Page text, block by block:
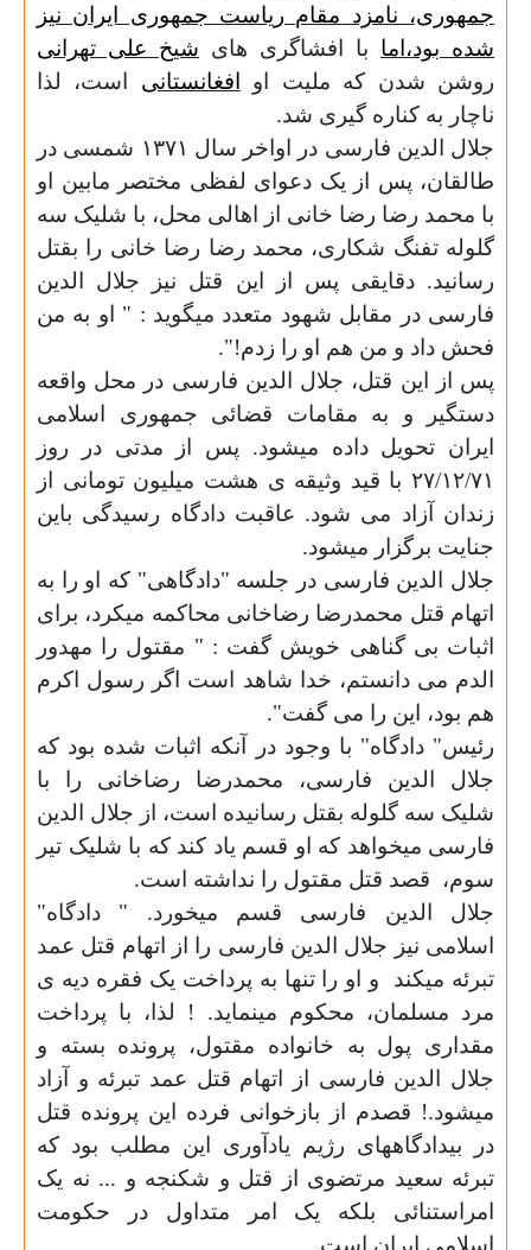
جمهوری، نامزد مقام ریاست جمهوری ایران نیز
شده بود،اما با افشاگری های شیخ علی تهرانی
روشن شدن که ملیت او افغانستانی است، لذا
ناچار به کناره گیری شد.
جلال الدین فارسی در اواخر سال ۱۳۷۱ شمسی در
طالقان، پس از یک دعوای لفظی مختصر مابین او
با محمد رضا رضا خانی از اهالی محل، با شلیک سه
گلوله تفنگ شکاری، محمد رضا رضا خانی را بقتل
رسانید. دقایقی پس از این قتل نیز جلال الدین
فارسی در مقابل شهود متعدد میگوید : " او به من
فحش داد و من هم او را زدم!".
پس از این قتل، جلال الدین فارسی در محل واقعه
دستگیر و به مقامات قضائی جمهوری اسلامی
ایران تحویل داده میشود. پس از مدتی در روز
۷۱/۱۲/۲۷ با قید وثیقه ی هشت میلیون تومانی از
زندان آزاد می شود. عاقبت دادگاه رسیدگی باین
جنایت برگزار میشود.
جلال الدین فارسی در جلسه "دادگاهی" که او را به
اتهام قتل محمدرضا رضاخانی محاکمه میکرد، برای
اثبات بی گناهی خویش گفت : " مقتول را مهدور
الدم می دانستم، خدا شاهد است اگر رسول اکرم
هم بود، این را می گفت".
رئیس" دادگاه" با وجود در آنکه اثبات شده بود که
جلال الدین فارسی، محمدرضا رضاخانی را با
شلیک سه گلوله بقتل رسانیده است، از جلال الدین
فارسی میخواهد که او قسم یاد کند که با شلیک تیر
سوم،
قصد قتل مقتول را نداشته است.
جلال الدین فارسی قسم میخورد. " دادگاه"
اسلامی نیز جلال الدین فارسی را از اتهام قتل عمد
تبرئه میکند
و او را تنها به پرداخت یک فقره دیه ی
مرد مسلمان، محکوم مینماید. ! لذا، با پرداخت
مقداری پول به خانواده مقتول، پرونده بسته و
جلال الدین فارسی از اتهام قتل عمد تبرئه و آزاد
میشود.! قصدم از بازخوانی فرده این پرونده قتل
در بیدادگاههای رژیم یادآوری این مطلب بود که
تبرئه سعید مرتضوی از قتل و شکنجه و ... نه یک
امراستنائی بلکه یک امر متداول در حکومت
اسلامی ایران است.